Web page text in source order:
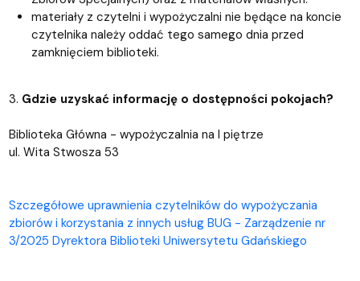
materiały z czytelni i wypożyczalni nie będące na koncie
czytelnika należy oddać tego samego dnia przed
zamknięciem biblioteki.
3. Gdzie uzyskać informację o dostępności pokojach?
Biblioteka Główna - wypożyczalnia na I piętrze
ul. Wita Stwosza 53
Szczegółowe uprawnienia czytelników do wypożyczania
zbiorów i korzystania z innych usług BUG - Zarządzenie nr
3/2025 Dyrektora Biblioteki Uniwersytetu Gdańskiego